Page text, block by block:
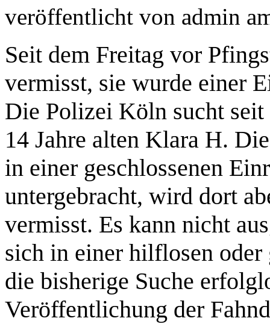
veröffentlicht von admin
Seit dem Freitag vor
vermisst, sie wurde einer
Die Polizei Köln sucht
14 Jahre alten Klara H.
in einer geschlossenen
untergebracht, wird dort
vermisst. Es kann nicht
sich in einer hilflosen
die bisherige Suche
Veröffentlichung der